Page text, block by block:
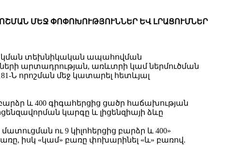
ՄԵՋ ՓՈՓՈԽՈՒԹՅՈՒՆՆԵՐ ԵՎ ԼՐԱՑՈՒՄՆԵՐ
տեխնիկական ապահովման
արտադրության, առևտրի կամ ներմուծման
Ն որոշման մեջ կատարել հետևյալ
և 400 գիգահերցից ցածր հաճախության
կարգը և լիցենզիայի ձևը
ու 9 կիլոհերցից բարձր և 400»
իսկ «կամ» բառը փոխարինել «և» բառով.